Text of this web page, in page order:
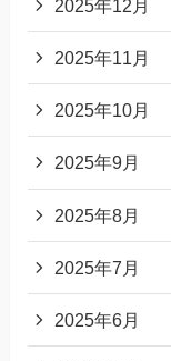
2025年12月
2025年11月
2025年10月
2025年9月
2025年8月
2025年7月
2025年6月